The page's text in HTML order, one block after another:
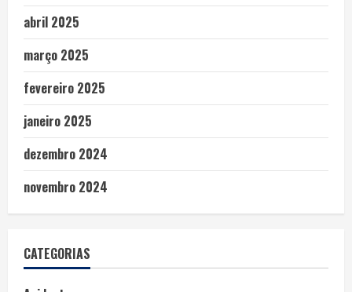
abril 2025
março 2025
fevereiro 2025
janeiro 2025
dezembro 2024
novembro 2024
CATEGORIAS